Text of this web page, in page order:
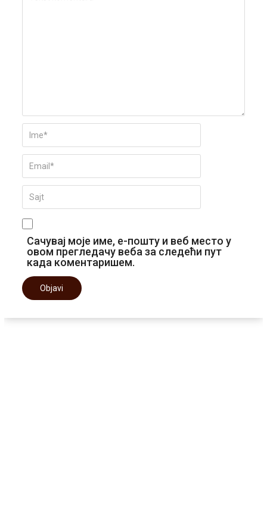
Сачувај моје име, е-пошту и веб место у
овом прегледачу веба за следећи пут
када коментаришем.